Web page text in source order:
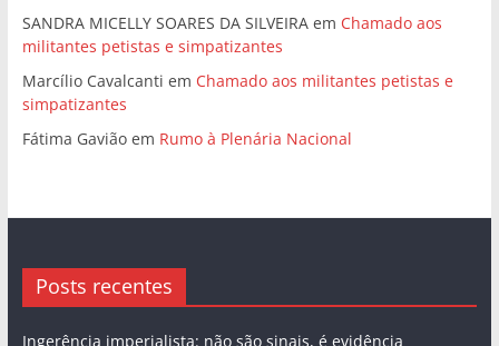
SANDRA MICELLY SOARES DA SILVEIRAem Chamado aos
militantes petistas e simpatizantes
Marcílio Cavalcanti em Chamado aos militantes petistas e
simpatizantes
Fátima Gaviãoem Rumo à Plenária Nacional
Posts recentes
Ingerência imperialista: não são sinais, é evidência